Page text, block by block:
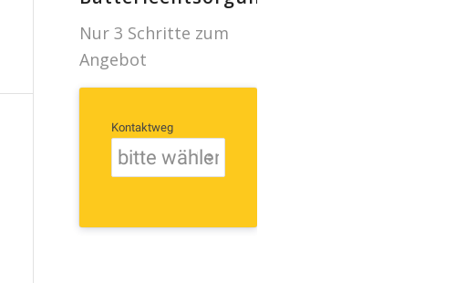
Nur 3 Schritte zum
Angebot
Kontaktweg